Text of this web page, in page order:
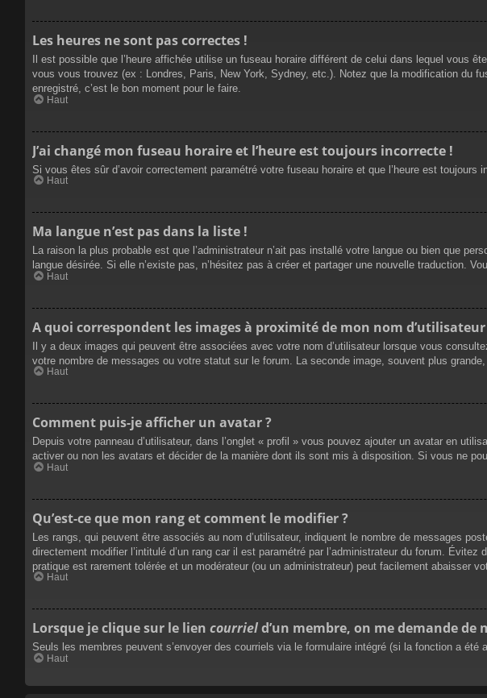
Les heures ne sont pas correctes !
Il est possible que l’heure affichée utilise un fuseau horaire différent de celui dans lequel vous
vous vous trouvez (ex : Londres, Paris, New York, Sydney, etc.). Notez que la modification du
enregistré, c’est le bon moment pour le faire.
Haut
J’ai changé mon fuseau horaire et l’heure est toujours incorrecte !
Si vous êtes sûr d’avoir correctement paramétré votre fuseau horaire et que l’heure est
Haut
Ma langue n’est pas dans la liste !
La raison la plus probable est que l’administrateur n’ait pas installé votre langue ou bien que
langue désirée. Si elle n’existe pas, n’hésitez pas à créer et partager une nouvelle traduction.
Haut
A quoi correspondent les images à proximité de mon nom d’utilisateur
Il y a deux images qui peuvent être associées avec votre nom d’utilisateur lorsque vous
votre nombre de messages ou votre statut sur le forum. La seconde image, souvent plus
Haut
Comment puis-je afficher un avatar ?
Depuis votre panneau d’utilisateur, dans l’onglet « profil » vous pouvez ajouter un avatar en
activer ou non les avatars et décider de la manière dont ils sont mis à disposition. Si vous ne
Haut
Qu’est-ce que mon rang et comment le modifier ?
Les rangs, qui peuvent être associés au nom d’utilisateur, indiquent le nombre de messages
directement modifier l’intitulé d’un rang car il est paramétré par l’administrateur du forum.
pratique est rarement tolérée et un modérateur (ou un administrateur) peut facilement abaisser
Haut
Lorsque je clique sur le lien courrield’un membre, on me demande de
Seuls les membres peuvent s’envoyer des courriels via le formulaire intégré (si la fonction a
Haut